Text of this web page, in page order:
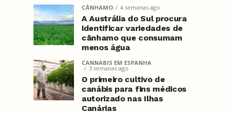
CÂNHAMO 4 semanas ago
A Austrália do Sul procura
identificar variedades de
cânhamo que consumam
menos água
CANNABIS EM ESPANHA
3 semanas ago
O primeiro cultivo de
canábis para fins médicos
autorizado nas Ilhas
Canárias